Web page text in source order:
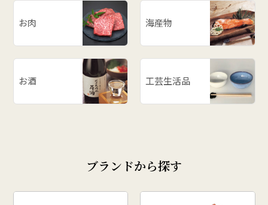
お肉 海産物
お酒 工芸生活品
ブランドから探す